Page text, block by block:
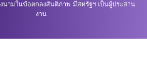
นามในข้อตกลงสันติภาพ มีสหรัฐฯ เป็นผู้ประสาน
งาน